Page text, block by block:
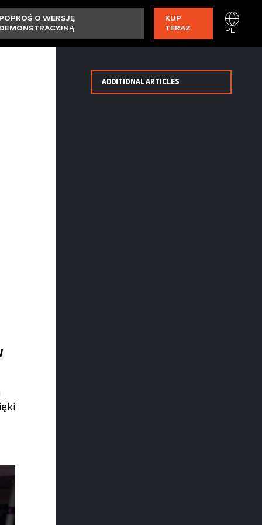
O WERSJĘ
KUP
TERAZ
PL
ADDITIONAL ARTICLES